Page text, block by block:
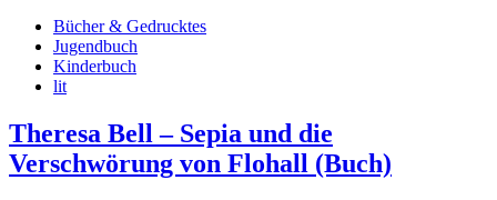
Bücher & Gedrucktes
Jugendbuch
Kinderbuch
lit
Theresa Bell – Sepia und die
Verschwörung von Flohall (Buch)